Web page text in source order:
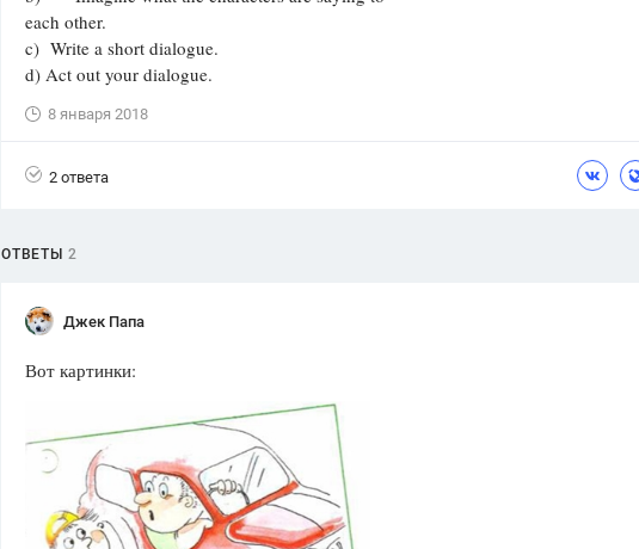
Вузы
ответа
Олимпиады
Spotlight
280 ответов
each other.
c) Write a short dialogue.
d) Act out your dialogue.
8 января 2018
2 ответа
ОТВЕТЫ 2
Джек Папа
Вот картинки: